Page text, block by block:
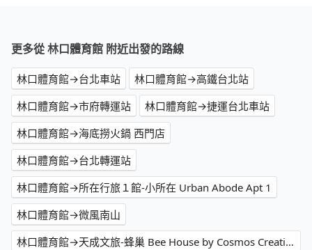
更多從 林口體育館 附近出發的路線
林口體育館→台北車站
林口體育館→高鐵台北站
林口體育館→市府轉運站
林口體育館→捷運台北車站
林口體育館→海底撈火鍋 西門店
林口體育館→台北轉運站
林口體育館→所在行旅１館-小所在 Urban Abode Apt 1
林口體育館→微風南山
林口體育館→天成文旅-蜂巢 Bee House by Cosmos Creation